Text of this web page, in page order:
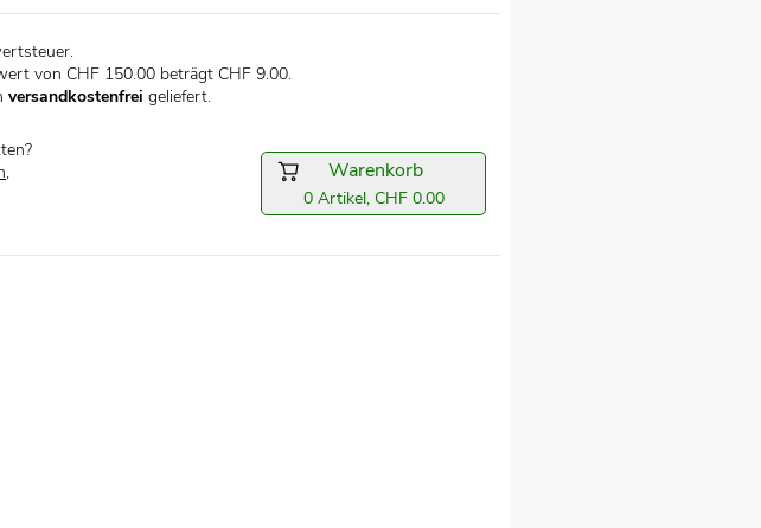
von CHF 150.00 beträgt CHF 9.00.
versandkostenfrei geliefert.
,
Warenkorb
0 Artikel, CHF 0.00